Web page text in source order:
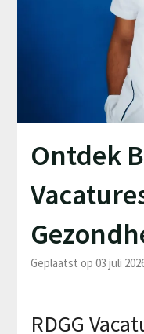
Ontdek
Geplaatst op 03 juli
RDGG